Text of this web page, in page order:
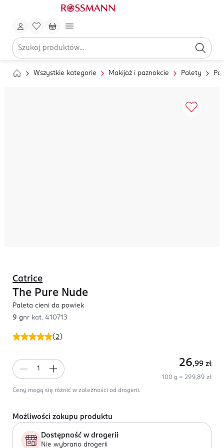
Wszystkie kategorie Makijaż i paznokcie Palety
(2 )
Catrice
The Pure Nude
Paleta cieni do powiek
9 gnr kat. 410713
26,99 zł
100 g = 299,89 zł
Ceny mogą się różnić w zależności od drogerii.
Możliwości zakupu produktu
Dostępność w drogerii
Nie wybrano drogerii